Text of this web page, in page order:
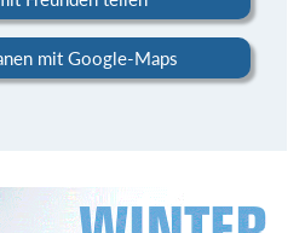
mit Google-Maps